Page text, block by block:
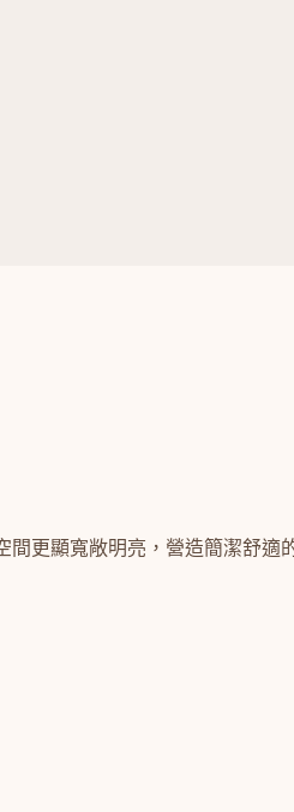
間更顯寬敞明亮，營造簡潔舒適